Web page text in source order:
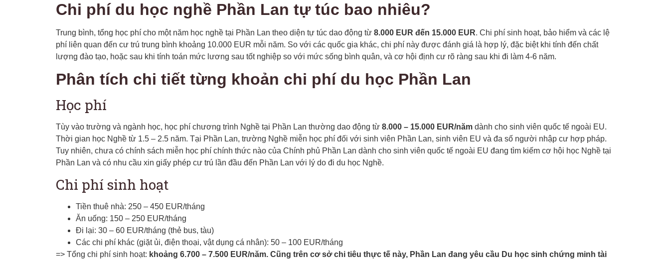
Chi phí du học nghề Phần Lan tự túc bao nhiêu?
Trung bình, tổng học phí cho một năm học nghề tại Phần Lan theo diện tự túc dao động từ 8.000 EUR đến 15.000 EUR. Chi phí sinh hoạt, bảo hiểm và các lệ
phí liên quan đến cư trú trung bình khoảng 10.000 EUR mỗi năm. So với các quốc gia khác, chi phí này được đánh giá là hợp lý, đặc biệt khi tính đến chất
lượng đào tạo, hoặc sau khi tính toán mức lương sau tốt nghiệp so với mức sống bình quân, và cơ hội định cư rõ ràng sau khi đi làm 4-6 năm.
Phân tích chi tiết từng khoản chi phí du học Phần Lan
Học phí
Tùy vào trường và ngành học, học phí chương trình Nghề tại Phần Lan thường dao động từ 8.000 – 15.000 EUR/năm dành cho sinh viên quốc tế ngoài EU.
Thời gian học Nghề từ 1.5 – 2.5 năm. Tại Phần Lan, trường Nghề miễn học phí đối với sinh viên Phần Lan, sinh viên EU và đa số người nhập cư hợp pháp.
Tuy nhiên, chưa có chính sách miễn học phí chính thức nào của Chính phủ Phần Lan dành cho sinh viên quốc tế ngoài EU đang tìm kiếm cơ hội học Nghề tại
Phần Lan và có nhu cầu xin giấy phép cư trú lần đầu đến Phần Lan với lý do đi du học Nghề.
Chi phí sinh hoạt
Tiền thuê nhà: 250 – 450 EUR/tháng
Ăn uống: 150 – 250 EUR/tháng
Đi lại: 30 – 60 EUR/tháng (thẻ bus, tàu)
Các chi phí khác (giặt ủi, điện thoại, vật dụng cá nhân): 50 – 100 EUR/tháng
=> Tổng chi phí sinh hoạt: khoảng 6.700 – 7.500 EUR/năm. Cũng trên cơ sở chi tiêu thực tế này, Phần Lan đang yêu cầu Du học sinh chứng minh tài